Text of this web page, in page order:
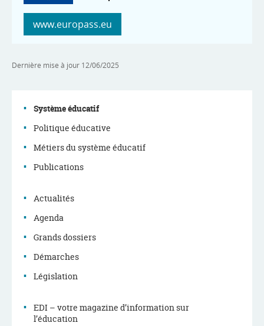
www.europass.eu
Dernière mise à jour 12/06/2025
Menu
de
navigation
Système éducatif
Politique éducative
Métiers du système éducatif
Publications
Actualités
Agenda
Grands dossiers
Démarches
Législation
EDI – votre magazine d’information sur
l’éducation